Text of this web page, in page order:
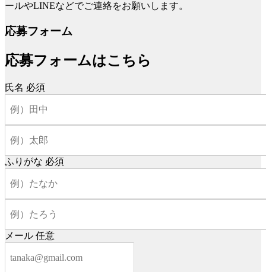
ールやLINEなどでご連絡をお願いします。
応募フォーム
応募フォームはこちら
氏名 必須
ふりがな 必須
メール 任意